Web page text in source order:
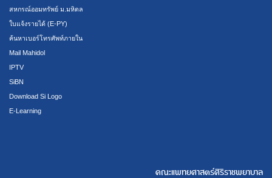
สหกรณ์ออมทรัพย์ ม.มหิดล
ใบแจ้งรายได้ (E-PY)
ค้นหาเบอร์โทรศัพท์ภายใน
Mail Mahidol
IPTV
SiBN
Download Si Logo
E-Learning
คณะแพทยศาสตร์ศิริราชพยาบาล